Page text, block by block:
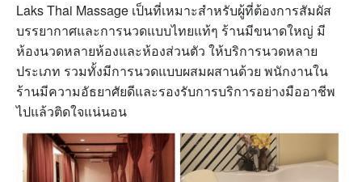
Laks Thai Massage เป็นที่เหมาะสำหรับผู้ที่ต้องการสัมผัส
บรรยากาศและการนวดแบบไทยแท้ๆ ร้านมีขนาดใหญ่ มี
ห้องนวดหลายห้องและห้องส่วนตัว ให้บริการนวดหลาย
ประเภท รวมทั้งมีการนวดแบบผสมผสานด้วย พนักงานใน
ร้านมีความอัธยาศัยดีและรองรับการบริการอย่างมืออาชีพ
ไปแล้วติดใจแน่นอน